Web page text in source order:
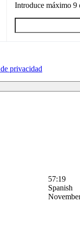
Introduce máximo9
privacidad
57:19
Spanish